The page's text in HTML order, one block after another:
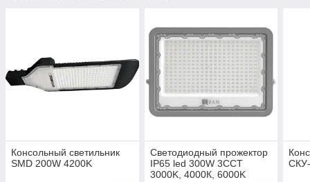
Консольный светильник
SMD 200W 4200K
Светодиодный прожектор
IP65 led 300W 3CCT
3000K, 4000К, 6000K